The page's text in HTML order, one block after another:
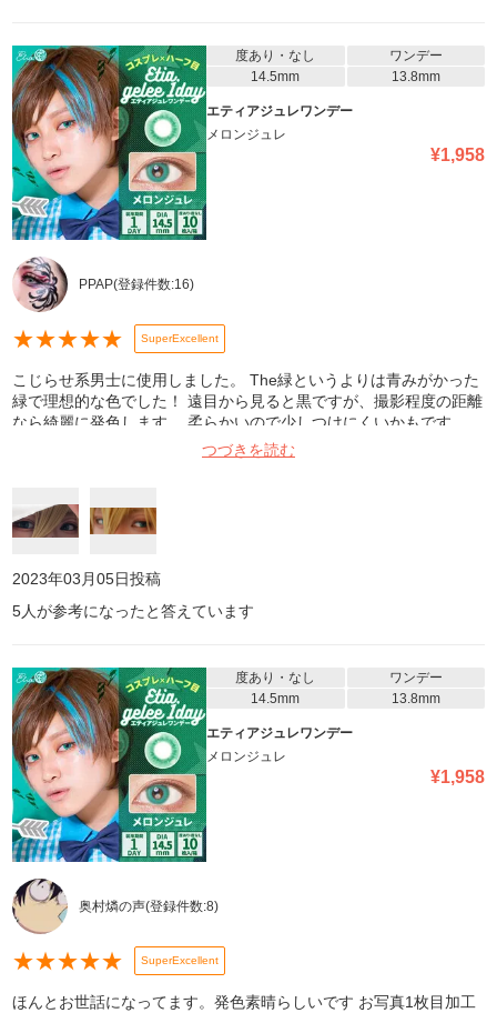
度あり・なし
ワンデー
14.5mm
13.8mm
エティアジュレワンデー
メロンジュレ
¥1,958
PPAP(登録件数:16)
★★★★★ SuperExcellent
こじらせ系男士に使用しました。 The緑というよりは青みがかった
緑で理想的な色でした！ 遠目から見ると黒ですが、撮影程度の距離
なら綺麗に発色します。 柔らかいので少しつけにくいかもです。
何より裏表が分かりずらくて苦戦しました😢 でもめちゃくちゃ良い
しコスパもいいので別色も使わせてもらってます！ 1枚目はiPhone
すいよう少し加工
つづきを読む
2023年03月05日投稿
5人が参考になったと答えています
度あり・なし
ワンデー
14.5mm
13.8mm
エティアジュレワンデー
メロンジュレ
¥1,958
奥村燐の声(登録件数:8)
★★★★★ SuperExcellent
ほんとお世話になってます。発色素晴らしいです お写真1枚目加工